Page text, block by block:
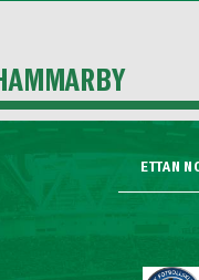
ETTAN